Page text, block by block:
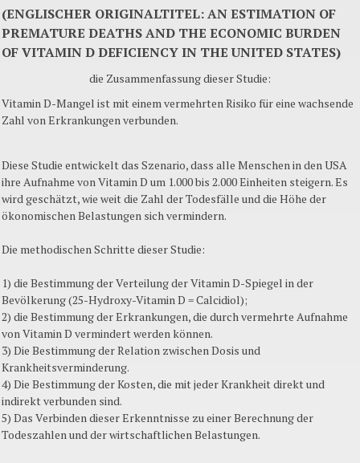
(ENGLISCHER ORIGINALTITEL:AN ESTIMATION OF
PREMATURE DEATHS AND THE ECONOMIC BURDEN
OF VITAMIN D DEFICIENCY IN THE UNITED STATES)
die Zusammenfassung dieser Studie:
Vitamin D-Mangel ist mit einem vermehrten Risiko für eine wachsende
Zahl von Erkrankungen verbunden.
Diese Studie entwickelt das Szenario, dass alle Menschen in den USA
ihre Aufnahme von Vitamin D um 1.000 bis 2.000 Einheiten steigern. Es
wird geschätzt, wie weit die Zahl der Todesfälle und die Höhe der
ökonomischen Belastungen sich vermindern.
Die methodischen Schritte dieser Studie:
1) die Bestimmung der Verteilung der Vitamin D-Spiegel in der
Bevölkerung (25-Hydroxy-Vitamin D = Calcidiol);
2) die Bestimmung der Erkrankungen, die durch vermehrte Aufnahme
von Vitamin D vermindert werden können.
3) Die Bestimmung der Relation zwischen Dosis und
Krankheitsverminderung.
4) Die Bestimmung der Kosten, die mit jeder Krankheit direkt und
indirekt verbunden sind.
5) Das Verbinden dieser Erkenntnisse zu einer Berechnung der
Todeszahlen und der wirtschaftlichen Belastungen.